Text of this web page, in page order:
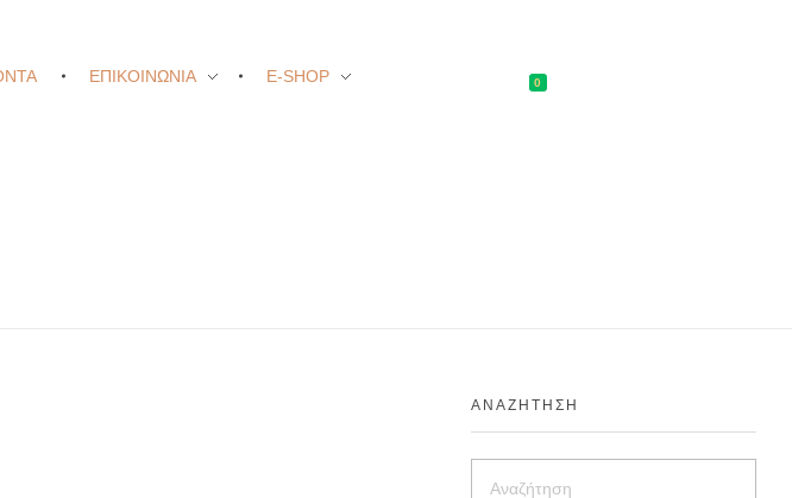
ΕΠΙΚΟΙΝΩΝΙΑ E-SHOP 0
ΑΝΑΖΉΤΗΣΗ